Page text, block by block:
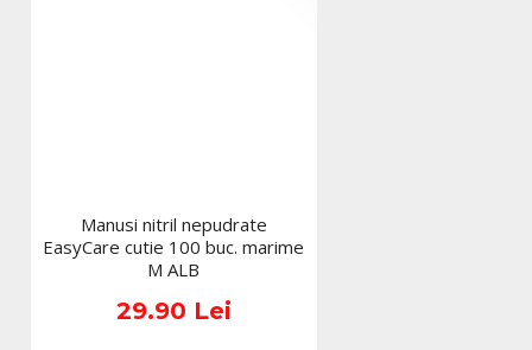
Manusi nitril nepudrate
EasyCare cutie 100 buc. marime
M ALB
29.90 Lei